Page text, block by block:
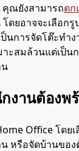
คุณยังสามารถตก
ดยอาจจะเลือก
นการจัดโต๊ะทำ
ะสมล้วนแต่เป็น
งานต้องพ
Office โดย
หรือจัดบ้านของ